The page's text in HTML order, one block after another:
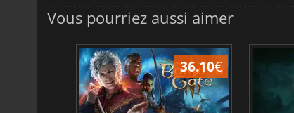
Vous pourriez aussi aimer
36.10€